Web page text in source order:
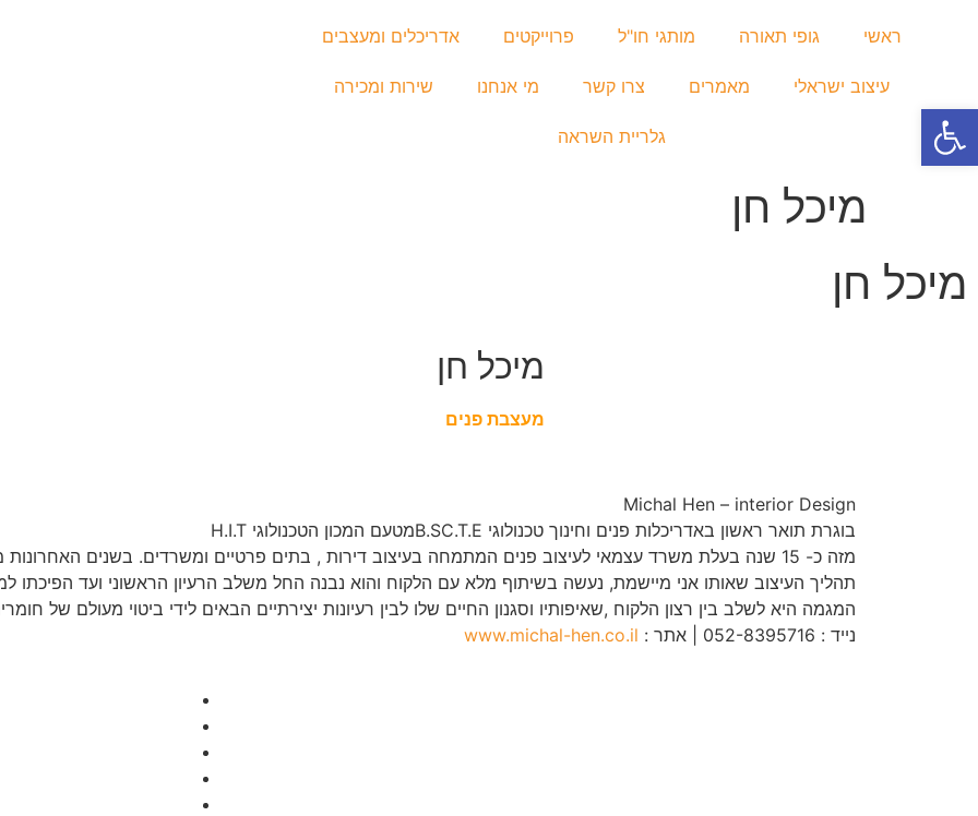
ראשי גופי תאורה מותגי חו"ל פרוייקטים אדריכלים ומעצבים
עיצוב ישראלי מאמרים צרו קשר מי אנחנו שירות ומכירה
גלריית השראה
מיכל חן
מיכל חן
מיכל חן
מעצבת פנים
Michal Hen – interior Design
בוגרת תואר ראשון באדריכלות פנים וחינוך טכנולוגי B.SC.T.Eמטעם המכון הטכנולוגי H.I.T
מזה כ- 15 שנה בעלת משרד עצמאי לעיצוב פנים המתמחה בעיצוב דירות , בתים פרטיים ומשרדים. בשנים האחרונות מתמחה גם בהום סטיילינג .
תהליך העיצוב שאותו אני מיישמת, נעשה בשיתוף מלא עם הלקוח והוא נבנה החל משלב הרעיון הראשוני ועד הפיכתו
המגמה היא לשלב בין רצון הלקוח ,שאיפותיו וסגנון החיים שלו לבין רעיונות יצירתיים הבאים לידי ביטוי מעולם של
נייד : 052-8395716 | אתר :
www.michal-hen.co.il
פתח סרגל נגישות